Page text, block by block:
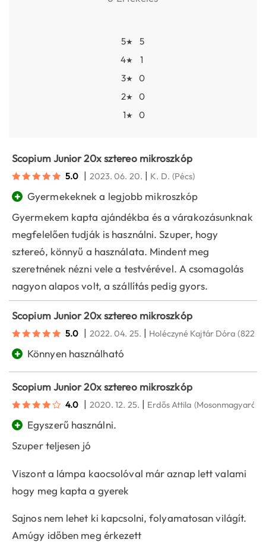
5★
5
4★
1
3★
0
2★
0
1★ 0
Scopium Junior 20x sztereo mikroszkóp
5.0 | 2023. 06. 20. | K. D. (Pécs)
+ Gyermekeknek a legjobb mikroszkóp
Gyermekem kapta ajándékba és a várakozásunknak
megfelelően tudják is használni. Szuper, hogy
sztereó, könnyű a használata. Mindent meg
szeretnének nézni vele a testvérével. A csomagolás
nagyon alapos volt, a szállítás pedig gyors.
Scopium Junior 20x sztereo mikroszkóp
5.0 | 2022. 04. 25. | Holéczyné Kajtár Dóra (8220)
+ Könnyen használható
Scopium Junior 20x sztereo mikroszkóp
4.0 | 2020. 12. 25. | Erdős Attila
+
Egyszerű használni.
Szuper teljesen jó
Viszont a lámpa kaocsolóval már aznap lett valami
hogy meg kapta a gyerek
Sajnos nem lehet ki kapcsolni, folyamatosan világít.
Amúgy időben meg érkezett